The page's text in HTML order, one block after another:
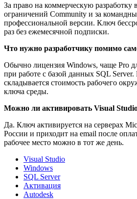
За право на коммерческую разработку
ограничений Community и за
профессиональной версии. Ключ
раз без ежемесячной подписки.
Что нужно разработчику помимо
Обычно лицензия Windows, чаще Pro
при работе с базой данных SQL
складывается стоимость рабочего
ключа среды.
Можно ли активировать Visual
Да. Ключ активируется на серверах
России и приходит на email после
рабочее место можно в тот же день.
Visual Studio
Windows
SQL Server
Активация
Autodesk